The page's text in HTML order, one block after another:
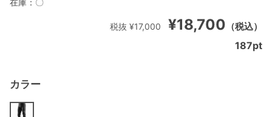
¥18,700 （税込）
税抜 ¥17,000
カラー
在庫： 〇
187pt